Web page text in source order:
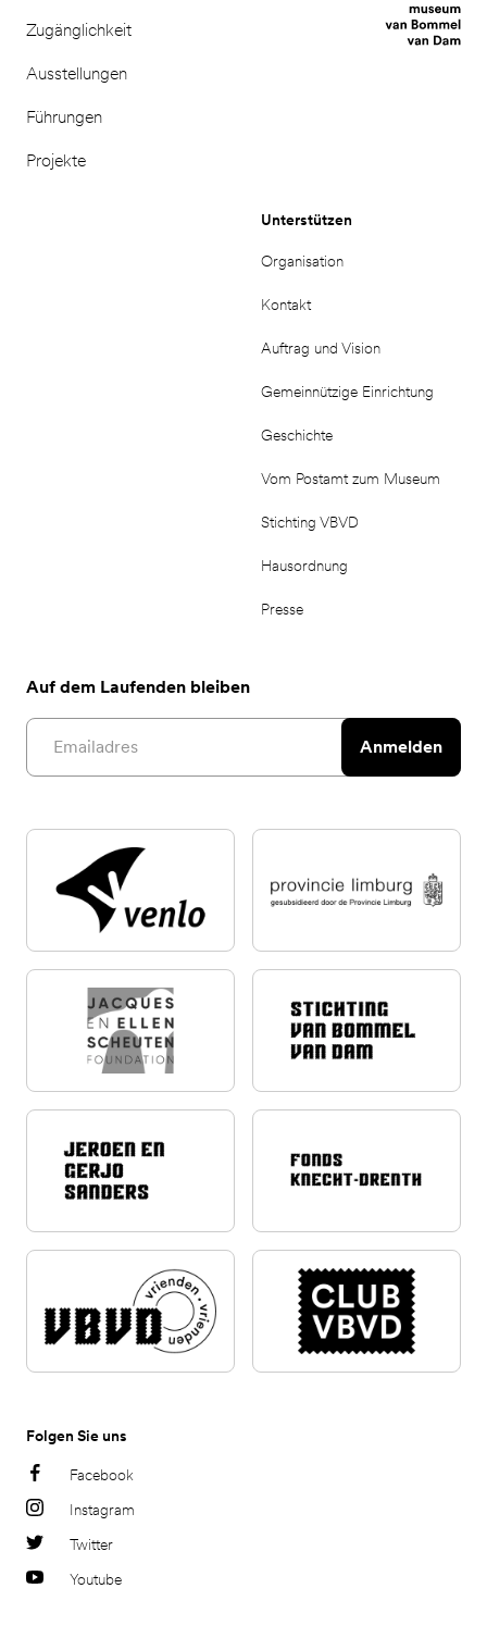
Zugänglichkeit
Ausstellungen
Führungen
Projekte
Unterstützen
Organisation
Kontakt
Auftrag und Vision
Gemeinnützige Einrichtung
Geschichte
Vom Postamt zum Museum
Stichting VBVD
Hausordnung
Presse
Auf dem Laufenden bleiben
Email address
Anmelden
Folgen Sie uns
Facebook
Instagram
Twitter
Youtube